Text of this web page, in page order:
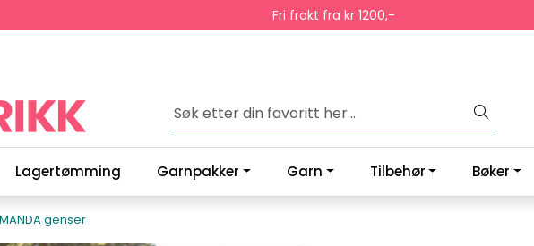
Fri frakt fra kr 1200,-
Lagertømming Garnpakker Garn Tilbehør Bøker
genser